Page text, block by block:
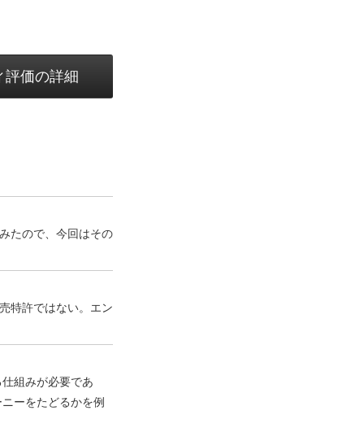
評価の詳細
たので、今回はその
特許ではない。エン
組みが必要であ
ーをたどるかを例